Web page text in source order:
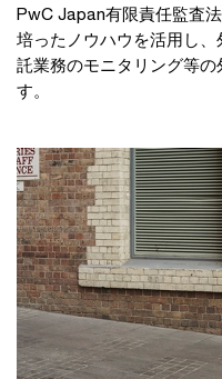
PwC Japan有限責任監査
培ったノウハウを活用し
託業務のモニタリング等
す。